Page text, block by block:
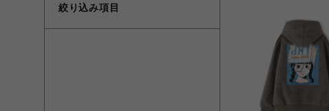
絞り込み項目